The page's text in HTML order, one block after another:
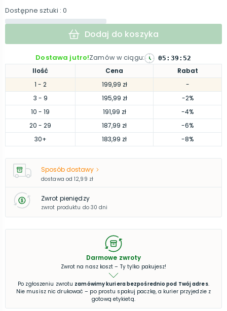
Ilość Cena
Rabat
1 - 2 199,99 zł
-
3 - 9 195,99 zł
-2%
10 - 19 191,99 zł
-4%
20 - 29 187,99 zł
-6%
30+ 183,99 zł -8%
Dostępne sztuki : 0
Dodaj do koszyka
Dostawa jutro!Zamów w ciągu: 05 : 39 : 52
Sposób dostawy
dostawa od 12,99 zł
Zwrot pieniędzy
zwrot produktu do 30 dni
Darmowe zwroty
Zwrot na nasz koszt – Ty tylko pakujesz!
Po zgłoszeniu zwrotu zamówimy kuriera bezpośrednio pod Twój adres.
Nie musisz nic drukować – po prostu spakuj paczkę, a kurier przyjedzie z
gotową etykietą.